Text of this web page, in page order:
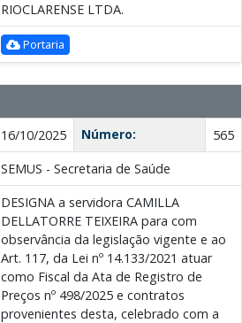
RIOCLARENSE LTDA.
Portaria
16/10/2025 Número:
565
SEMUS - Secretaria de Saúde
DESIGNA a servidora CAMILLA
DELLATORRE TEIXEIRA para com
observância da legislação vigente e ao
Art. 117, da Lei nº 14.133/2021 atuar
como Fiscal da Ata de Registro de
Preços nº 498/2025 e contratos
provenientes desta, celebrado com a